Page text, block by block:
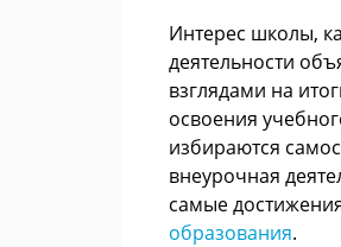
Интерес школы,
деятельности
взглядами на
освоения
избираются
внеурочная
самые
образования.